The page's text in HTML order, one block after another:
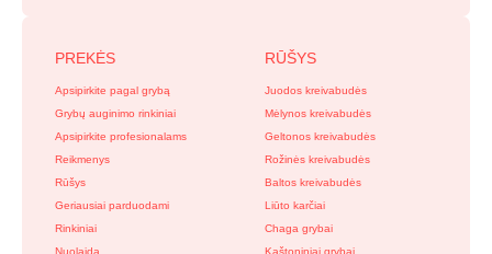
PREKĖS
Apsipirkite pagal grybą
Grybų auginimo rinkiniai
Apsipirkite profesionalams
Reikmenys
Rūšys
Geriausiai parduodami
Rinkiniai
RŪŠYS
Juodos kreivabudės
Mėlynos kreivabudės
Geltonos kreivabudės
Rožinės kreivabudės
Baltos kreivabudės
Liūto karčiai
Chaga grybai